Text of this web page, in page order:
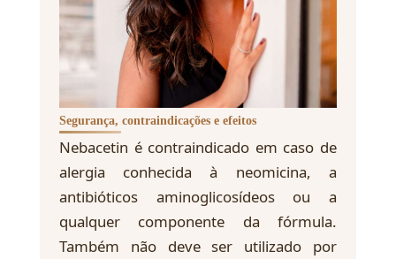
Segurança, contraindicações e efeitos
Nebacetin é contraindicado em caso de
alergia conhecida à neomicina, a
antibióticos aminoglicosídeos ou a
qualquer componente da fórmula.
Também não deve ser utilizado por